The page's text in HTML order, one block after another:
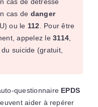
cas de danger
ou le 112 . Pour être
appelez le3114
suicide (gratuit,
questionnaire EPDS
aider à repérer